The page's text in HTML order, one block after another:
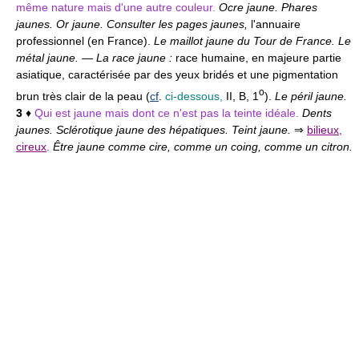
même nature mais d'une autre couleur. Ocre jaune. Phares
jaunes. Or jaune. Consulter les pages jaunes, l'annuaire
professionnel (en France). Le maillot jaune du Tour de France. Le
métal jaune. — La race jaune : race humaine, en majeure partie
asiatique, caractérisée par des yeux bridés et une pigmentation
brun très clair de la peau (cf ci-dessous, II, B, 1 o). Le péril jaune.
3 ♦ Qui est jaune mais dont ce n'est pas la teinte idéale. Dents
jaunes. Sclérotique jaune des hépatiques. Teint jaune. ⇒ bilieux
cireux Être jaune comme cire, comme un coing, comme un citron.